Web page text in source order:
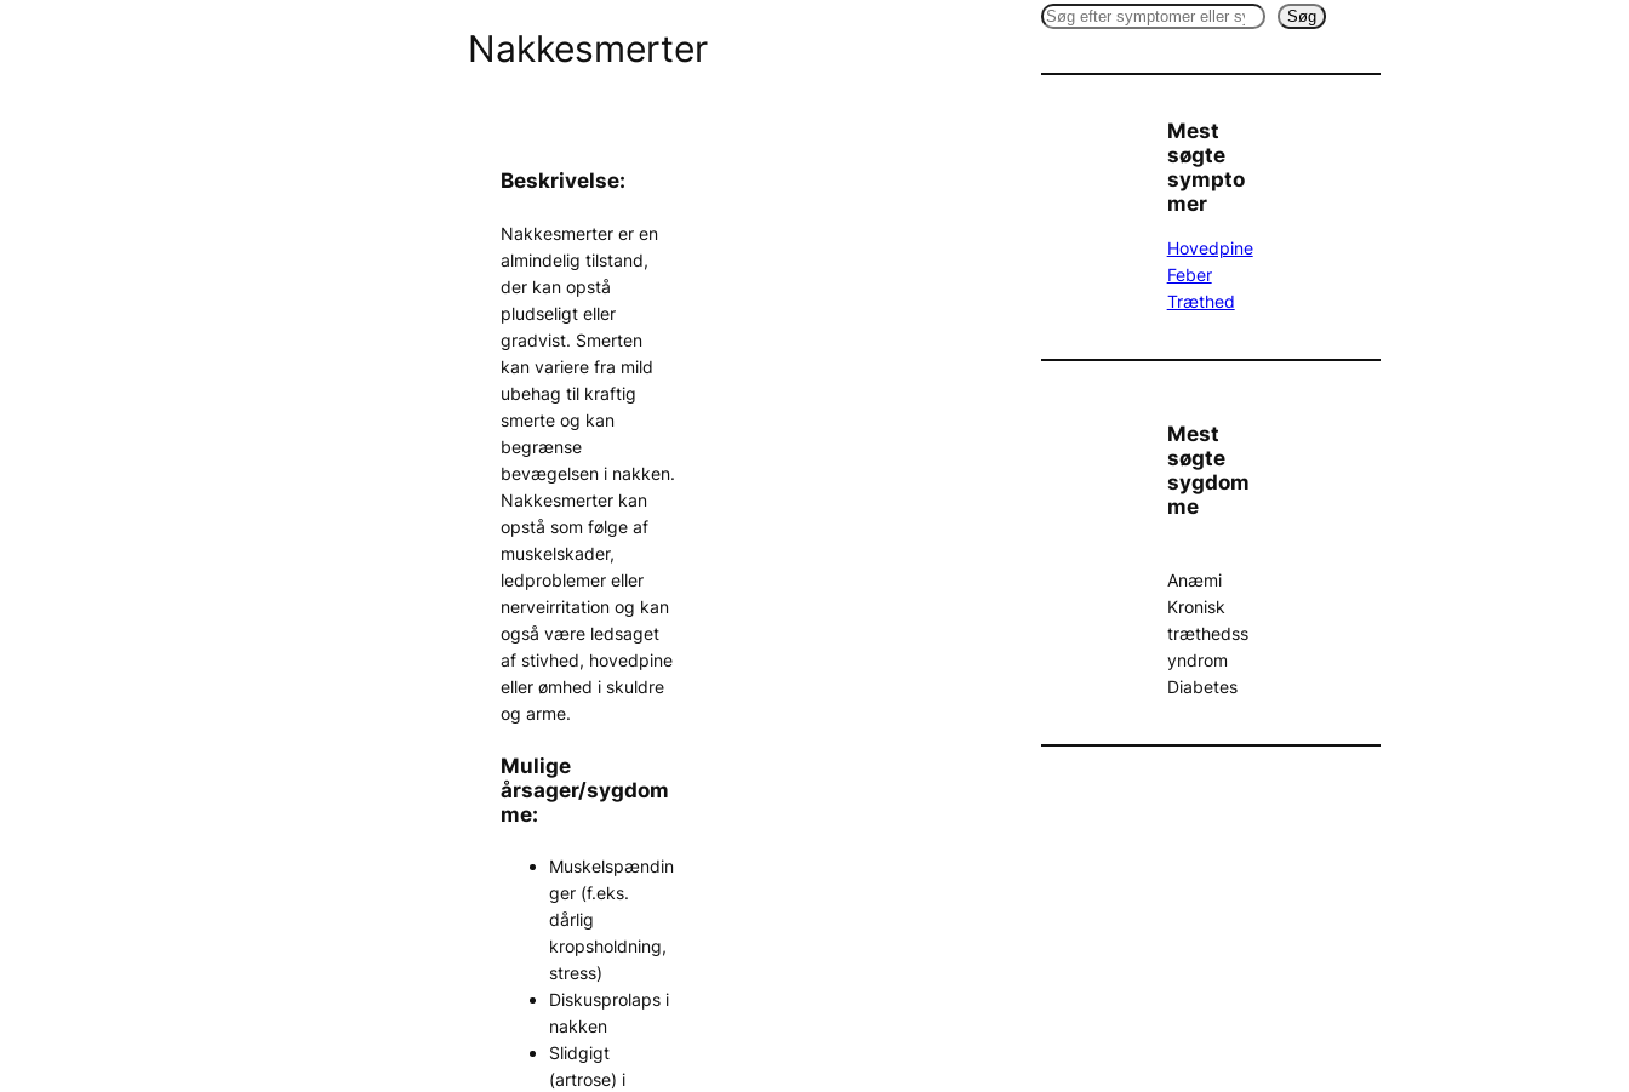
Nakkesmerter
Beskrivelse:
Nakkesmerter er en
almindelig tilstand,
der kan opstå
pludseligt eller
gradvist. Smerten
kan variere fra mild
ubehag til kraftig
smerte og kan
begrænse
bevægelsen i nakken.
Nakkesmerter kan
opstå som følge af
muskelskader,
ledproblemer eller
nerveirritation og kan
også være ledsaget
af stivhed, hovedpine
eller ømhed i skuldre
og arme.
Mulige
årsager/sygdom
me:
Muskelspændin
ger (f.eks.
dårlig
kropsholdning,
stress)
Diskusprolaps i
nakken
Slidgigt
(artrose) i
S
a
Søg
Mest
søgte
sympto
mer
Hovedpine
Feber
Træthed
Mest
søgte
sygdom
me
Anæmi
Kronisk
træthedss
yndrom
Diabetes